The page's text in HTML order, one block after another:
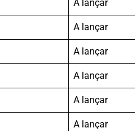
A lançar
A lançar
A lançar
A lançar
A lançar
A lançar